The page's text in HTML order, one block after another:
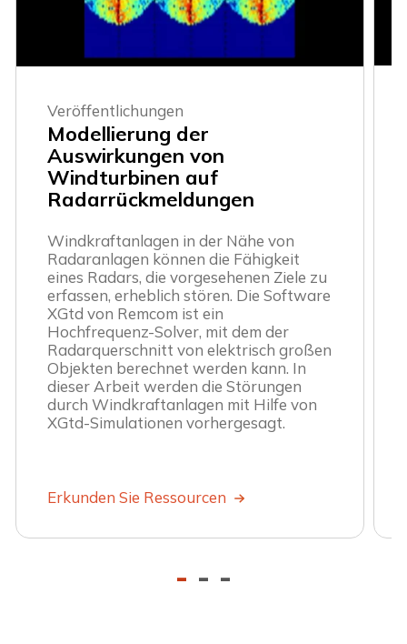
Veröffentlichungen
Modellierung der
Auswirkungen von
Windturbinen auf
Radarrückmeldungen
Windkraftanlagen in der Nähe von
Radaranlagen können die Fähigkeit
eines Radars, die vorgesehenen Ziele zu
erfassen, erheblich stören. Die Software
XGtd von Remcom ist ein
Hochfrequenz-Solver, mit dem der
Radarquerschnitt von elektrisch großen
Objekten berechnet werden kann. In
dieser Arbeit werden die Störungen
durch Windkraftanlagen mit Hilfe von
XGtd-Simulationen vorhergesagt.
Erkunden Sie Ressourcen
- - -